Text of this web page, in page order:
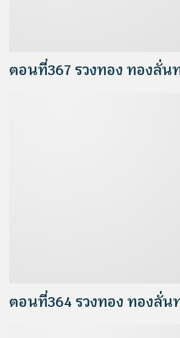
ตอนที่367 รวงทอง ทองลั่น
ตอนที่364 รวงทอง ทองลั่